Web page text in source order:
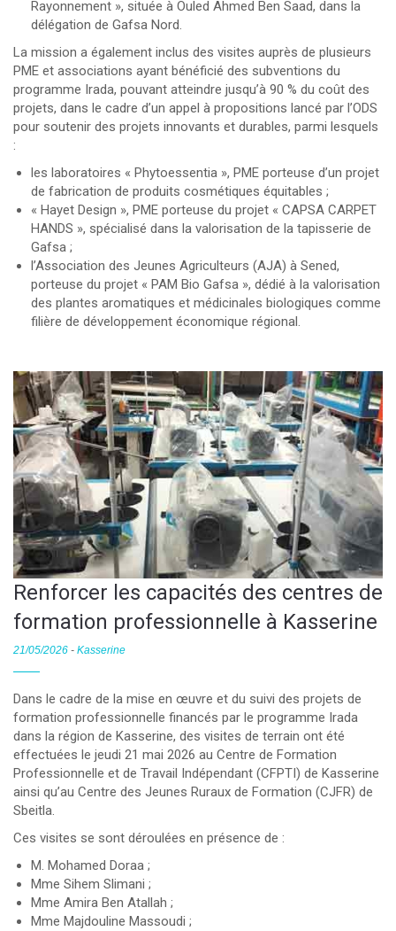
Rayonnement », située à Ouled Ahmed Ben Saad, dans la
délégation de Gafsa Nord.
La mission a également inclus des visites auprès de plusieurs
PME et associations ayant bénéficié des subventions du
programme Irada, pouvant atteindre jusqu’à 90 % du coût des
projets, dans le cadre d’un appel à propositions lancé par l’ODS
pour soutenir des projets innovants et durables, parmi lesquels
:
les laboratoires « Phytoessentia », PME porteuse d’un projet
de fabrication de produits cosmétiques équitables ;
« Hayet Design », PME porteuse du projet « CAPSA CARPET
HANDS », spécialisé dans la valorisation de la tapisserie de
Gafsa ;
l’Association des Jeunes Agriculteurs (AJA) à Sened,
porteuse du projet « PAM Bio Gafsa », dédié à la valorisation
des plantes aromatiques et médicinales biologiques comme
filière de développement économique régional.
Renforcer les capacités des centres de
formation professionnelle à Kasserine
21/05/2026 - Kasserine
Dans le cadre de la mise en œuvre et du suivi des projets de
formation professionnelle financés par le programme Irada
dans la région de Kasserine, des visites de terrain ont été
effectuées le jeudi 21 mai 2026 au Centre de Formation
Professionnelle et de Travail Indépendant (CFPTI) de Kasserine
ainsi qu’au Centre des Jeunes Ruraux de Formation (CJFR) de
Sbeitla.
Ces visites se sont déroulées en présence de :
M. Mohamed Doraa ;
Mme Sihem Slimani ;
Mme Amira Ben Atallah ;
Mme Majdouline Massoudi ;